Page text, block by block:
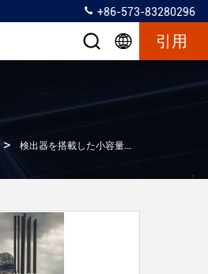
+86-573-83280296
引用
> 検出器を搭載した小容量のバックパックドローンジャマー